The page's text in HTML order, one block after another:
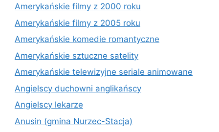
Amerykańskie filmy z 2000 roku
Amerykańskie filmy z 2005 roku
Amerykańskie komedie romantyczne
Amerykańskie sztuczne satelity
Amerykańskie telewizyjne seriale animowane
Angielscy duchowni anglikańscy
Angielscy lekarze
Anusin (gmina Nurzec-Stacja)